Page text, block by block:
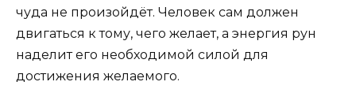
чуда не произойдёт. Человек сам должен
двигаться к тому, чего желает, а энергия рун
наделит его необходимой силой для
достижения желаемого.